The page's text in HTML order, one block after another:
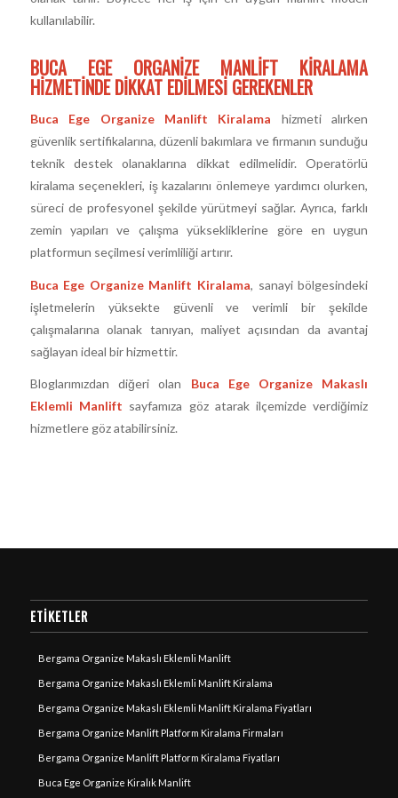
kullanılabilir.
BUCA EGE ORGANIZE MANLIFT KIRALAMA
HIZMETINDE DIKKAT EDILMESI GEREKENLER
Buca Ege Organize Manlift Kiralama hizmeti alırken
güvenlik sertifikalarına, düzenli bakımlara ve firmanın sunduğu
teknik destek olanaklarına dikkat edilmelidir. Operatörlü
kiralama seçenekleri, iş kazalarını önlemeye yardımcı olurken,
süreci de profesyonel şekilde yürütmeyi sağlar. Ayrıca, farklı
zemin yapıları ve çalışma yüksekliklerine göre en uygun
platformun seçilmesi verimliliği artırır.
Buca Ege Organize Manlift Kiralama, sanayi bölgesindeki
işletmelerin yüksekte güvenli ve verimli bir şekilde
çalışmalarına olanak tanıyan, maliyet açısından da avantaj
sağlayan ideal bir hizmettir.
Bloglarımızdan diğeri olan Buca Ege Organize Makaslı
Eklemli Manlift sayfamıza göz atarak ilçemizde verdiğimiz
hizmetlere göz atabilirsiniz.
ETIKETLER
Bergama Organize Makaslı Eklemli Manlift
Bergama Organize Makaslı Eklemli Manlift Kiralama
Bergama Organize Makaslı Eklemli Manlift Kiralama Fiyatları
Bergama Organize Manlift Platform Kiralama Firmaları
Bergama Organize Manlift Platform Kiralama Fiyatları
Buca Ege Organize Kiralık Manlift